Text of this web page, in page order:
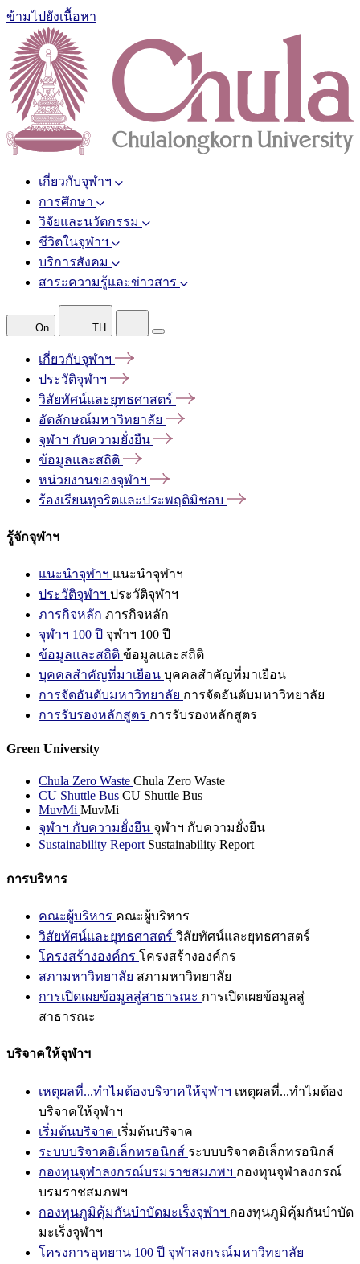
ข้ามไปยังเนื้อหา
เกี่ยวกับจุฬาฯ
การศึกษา
วิจัยและนวัตกรรม
ชีวิตในจุฬาฯ
บริการสังคม
สาระความรู้และข่าวสาร
On TH
เกี่ยวกับจุฬาฯ
ประวัติจุฬาฯ
วิสัยทัศน์และยุทธศาสตร์
อัตลักษณ์มหาวิทยาลัย
จุฬาฯ กับความยั่งยืน
ข้อมูลและสถิติ
หน่วยงานของจุฬาฯ
ร้องเรียนทุจริตและประพฤติมิชอบ
รู้จักจุฬาฯ
แนะนำจุฬาฯ แนะนำจุฬาฯ
ประวัติจุฬาฯ ประวัติจุฬาฯ
ภารกิจหลัก ภารกิจหลัก
จุฬาฯ 100 ปี จุฬาฯ 100 ปี
ข้อมูลและสถิติ ข้อมูลและสถิติ
บุคคลสำคัญที่มาเยือน บุคคลสำคัญที่มาเยือน
การจัดอันดับมหาวิทยาลัย การจัดอันดับมหาวิทยาลัย
การรับรองหลักสูตร การรับรองหลักสูตร
Green University
Chula Zero Waste Chula Zero Waste
CU Shuttle Bus CU Shuttle Bus
MuvMi MuvMi
จุฬาฯ กับความยั่งยืน จุฬาฯ กับความยั่งยืน
Sustainability Report Sustainability Report
การบริหาร
คณะผู้บริหาร คณะผู้บริหาร
วิสัยทัศน์และยุทธศาสตร์ วิสัยทัศน์และยุทธศาสตร์
โครงสร้างองค์กร โครงสร้างองค์กร
สภามหาวิทยาลัย สภามหาวิทยาลัย
การเปิดเผยข้อมูลสู่สาธารณะ การเปิดเผยข้อมูลสู่
สาธารณะ
บริจาคให้จุฬาฯ
เหตุผลที่...ทำไมต้องบริจาคให้จุฬาฯ เหตุผลที่...ทำไมต้อง
บริจาคให้จุฬาฯ
เริ่มต้นบริจาค เริ่มต้นบริจาค
ระบบบริจาคอิเล็กทรอนิกส์ ระบบบริจาคอิเล็กทรอนิกส์
กองทุนจุฬาลงกรณ์บรมราชสมภพฯ กองทุนจุฬาลงกรณ์
บรมราชสมภพฯ
กองทุนภูมิคุ้มกันบำบัดมะเร็งจุฬาฯ กองทุนภูมิคุ้มกันบำบัด
มะเร็งจุฬาฯ
โครงการอุทยาน 100 ปี จุฬาลงกรณ์มหาวิทยาลัย